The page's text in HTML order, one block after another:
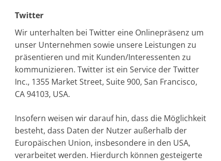
Twitter
Wir unterhalten bei Twitter eine Onlinepräsenz um
unser Unternehmen sowie unsere Leistungen zu
präsentieren und mit Kunden/Interessenten zu
kommunizieren. Twitter ist ein Service der Twitter
Inc., 1355 Market Street, Suite 900, San Francisco,
CA 94103, USA.
Insofern weisen wir darauf hin, dass die Möglichkeit
besteht, dass Daten der Nutzer außerhalb der
Europäischen Union, insbesondere in den USA,
verarbeitet werden. Hierdurch können gesteigerte